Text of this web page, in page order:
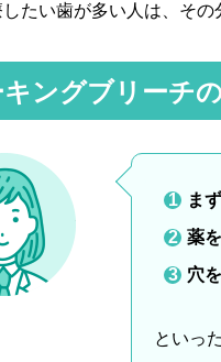
たい歯が多い人は、その
ングブリーチの
ま
薬
穴
といっ